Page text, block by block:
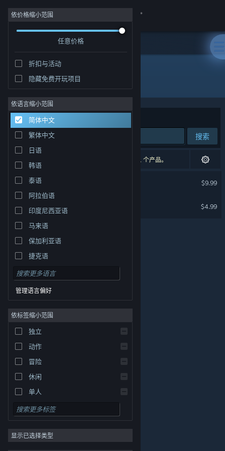
登录
社区
关于
客服
更改语言
获取 Steam 手机应用
查看桌面版网站
© Valve Corporation。保留所有权利。所有商标均为其在
美国及其它国家/地区的各自持有者所有。隐私政策|法
律信息|无障碍|Steam 订户协议
依价格缩小范围
任意价格
折扣与活动
隐藏免费开玩项目
依语言缩小范围
简体中文
繁体中文
日语
韩语
泰语
阿拉伯语
印度尼西亚语
马来语
保加利亚语
捷克语
丹麦语
德语
英语
西班牙语 - 西班牙
西班牙语 - 拉丁美洲
希腊语
管理语言偏好
依标签缩小范围
独立
动作
冒险
休闲
单人
模拟
角色扮演
策略
显示已选择类型
开发者: stoneskip.
排序依据 相关性
搜索
2 个匹配的搜索结果。 根据您的偏好，已排除了 1 个产品。
$9.99
$4.99